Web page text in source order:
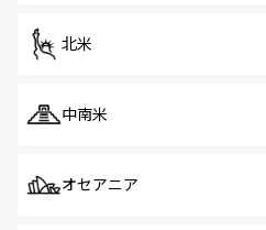
北米
中南米
オセアニア